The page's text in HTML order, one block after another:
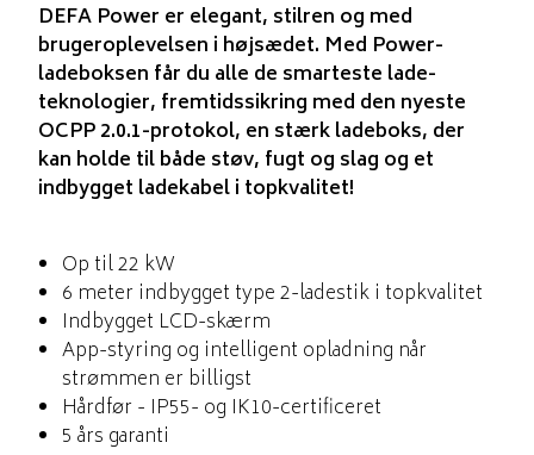
DEFA Power er elegant, stilren og med
brugeroplevelsen i højsædet. Med Power-
ladeboksen får du alle de smarteste lade-
teknologier, fremtidssikring med den nyeste
OCPP 2.0.1-protokol, en stærk ladeboks, der
kan holde til både støv, fugt og slag og et
indbygget ladekabel i topkvalitet!
Op til 22 kW
6 meter indbygget type 2-ladestik i topkvalitet
Indbygget LCD-skærm
App-styring og intelligent opladning når
strømmen er billigst
Hårdfør - IP55- og IK10-certificeret
5 års garanti